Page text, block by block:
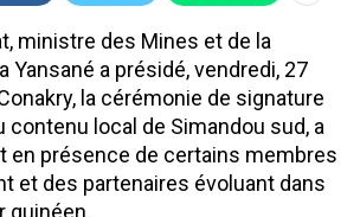
ministre des Mines et de la
Yansané a présidé, vendredi, 27
la cérémonie de signature
contenu local de Simandou sud, a
en présence de certains membres
et des partenaires évoluant dans
guinéen.